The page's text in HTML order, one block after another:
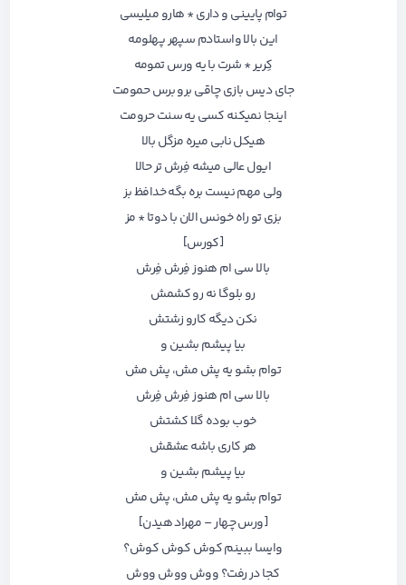
توام پایینی و داری * هارو میلیسی
این بالا واستادم سپهر پهلومه
کِریر * شرت با یه ورس تمومه
جای دیس بازی چاقی برو برس حمومت
اینجا نمیکنه کسی یه سنت حرومت
هیکل نابی میره مزگل بالا
ایول عالی میشه فِرش تر حالا
ولی مهم نیست بره بگه خدافظ بز
بزی تو راه خونس الان با دوتا * مز
[کورس]
بالا سی ام هنوز فِرش فِرش
رو بلوگا نه رو کشمش
نکن دیگه کارو زشتش
بیا پیشم بشین و
توام بشو یه پش مش، پش مش
بالا سی ام هنوز فِرش فِرش
خوب بوده گلا کشتش
هر کاری باشه عشقش
بیا پیشم بشین و
توام بشو یه پش مش، پش مش
[ورس چهار – مهراد هیدن]
وایسا ببینم کوش کوش کوش؟
کجا در رفت؟ ووش ووش ووش